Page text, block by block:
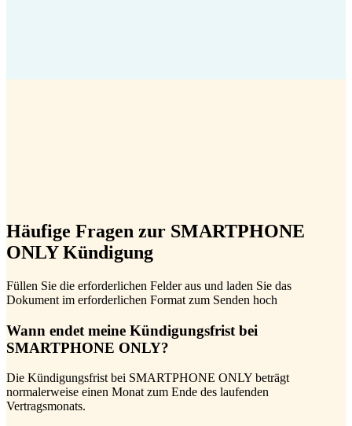
Häufige Fragen zur SMARTPHONE
ONLY Kündigung
Füllen Sie die erforderlichen Felder aus und laden Sie das
Dokument im erforderlichen Format zum Senden hoch
Wann endet meine Kündigungsfrist bei
SMARTPHONE ONLY?
Die Kündigungsfrist bei SMARTPHONE ONLY beträgt
normalerweise einen Monat zum Ende des laufenden
Vertragsmonats.